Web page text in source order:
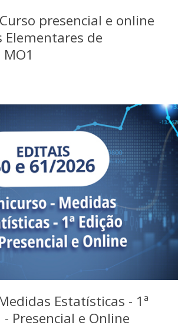
presencial e online
Elementares de
Estatísticas - 1ª
- Presencial e Online